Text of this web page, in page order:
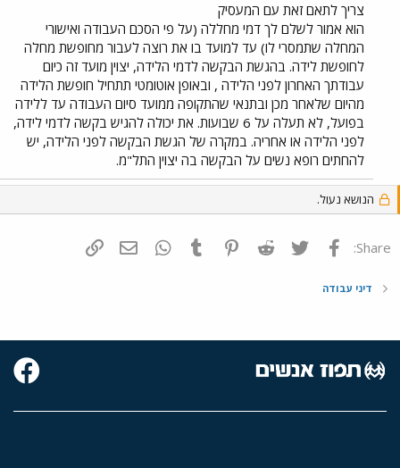
צריך לתאם זאת עם המעסיק
הוא אמור לשלם לך דמי מחללה (על פי הסכם העבודה ואישורי
המחלה שתמסרי לו) עד למועד בו את רוצה לעבור מחופשת מחלה
לחופשת לידה. בהגשת הבקשה לדמי הלידה, יצוין מועד זה כיום
עבודתך האחרון לפני הלידה , ובאופן אוטומטי תתחיל חופשת הלידה
מהיום שלאחר מכן ובתנאי שהתקופה ממועד סיום העבודה עד ללידה
בפועל, לא תעלה על 6 שבועות. את יכולה להגיש בקשה לדמי לידה,
לפני הלידה או אחריה. במקרה של הגשת הבקשה לפני הלידה, יש
להחתים רופא נשים על הבקשה בה יצוין התל"מ.
הנושא נעול.
Share: פייסבוק Twitter
Reddit
Pinterest
Tumblr
WhatsAppדואר אלקטרוני
דיני עבודה